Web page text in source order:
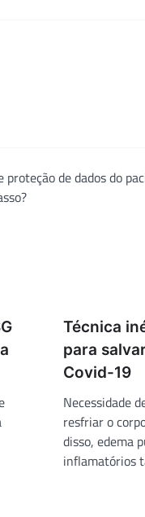
de dados do
Técnica
para
Covid-19
Necessidade
resfriar o
disso, edema
inflamatórios